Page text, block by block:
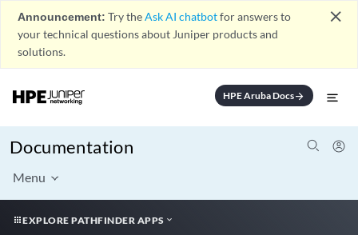
Announcement: Try theAsk AI chatbotfor answers to
your technical questions about Juniper products and
solutions.
close
HPE Aruba Docsarrow_forward
Documentation
Menu
EXPLORE PATHFINDER APPS